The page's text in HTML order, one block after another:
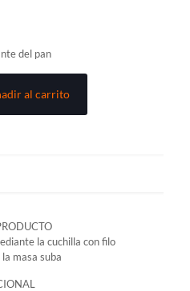
del pan
al carrito
la cuchilla con filo
masa suba